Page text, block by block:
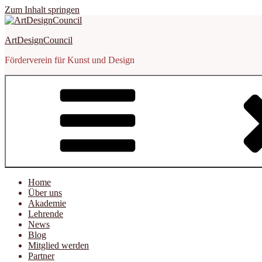
Zum Inhalt springen
ArtDesignCouncil
Förderverein für Kunst und Design
Home
Über uns
Akademie
Lehrende
News
Blog
Mitglied werden
Partner